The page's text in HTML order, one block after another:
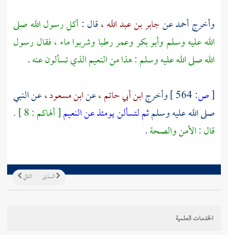
وأخرجأحمدعنجابر بن عبد الله ،قال :أكل رسول الله صلى
الله عليه وسلم وأبو بكروعمررطبا وشربوا ماء ، فقال رسول
الله صلى الله عليه وسلم : هذا من النعيم الذي تسألون عنه.
[ص: وأخرجابن أبي حاتم ،عنابن مسعود ،عن النبي
صلى الله عليه وسلمثم لتسألن يومئذ عن النعيم
[ ألهاكم : 8 ] .
قال : الأمن والصحة.
التالي السابق
الخدمات العلمية